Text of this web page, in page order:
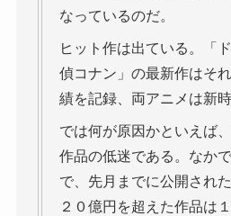
なっているのだ。
ヒット作は出ている。「
偵コナン」の最新作はそ
績を記録、両アニメは新
では何が原因かといえば
作品の低迷である。なか
で、先月までに公開され
２０億円を超えた作品は